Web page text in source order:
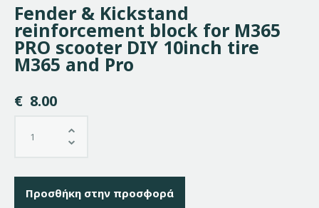
Fender & Kickstand
reinforcement block for M365
PRO scooter DIY 10inch tire
M365 and Pro
€ 8.00
Προσθήκη στην προσφορά